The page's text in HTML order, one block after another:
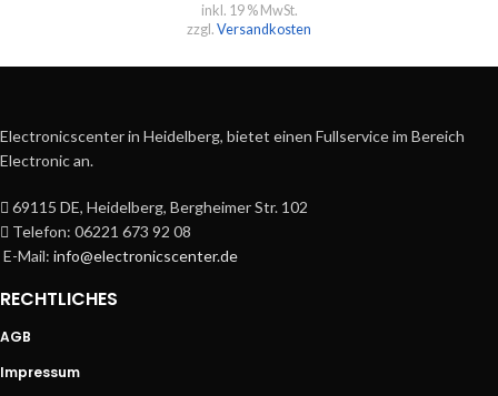
inkl. 19 % MwSt.
zzgl. Versandkosten
Electronicscenter in Heidelberg, bietet einen Fullservice im Bereich
Electronic an.
69115 DE, Heidelberg, Bergheimer Str. 102
Telefon: 06221 673 92 08
E-Mail:info@electronicscenter.de
RECHTLICHES
AGB
Impressum